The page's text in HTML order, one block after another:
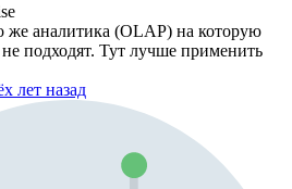
же аналитика (OLAP) на которую
подходят. Тут лучше применить
лет назад